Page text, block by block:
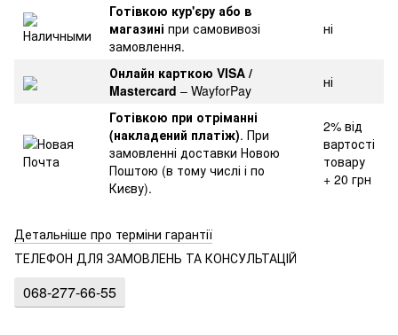
Готівкою кур'єру або в
магазині при самовивозі
замовлення.
ні
Онлайн карткою VISA /
Mastercard – WayforPay
ні
Готівкою при отріманні
(накладений платіж). При
замовленні доставки Новою
Поштою (в тому числі і по
Києву).
2% від
вартості
товару
+ 20 грн
Детальніше про терміни гарантії
ТЕЛЕФОН ДЛЯ ЗАМОВЛЕНЬ ТА КОНСУЛЬТАЦІЙ
068-277-66-55